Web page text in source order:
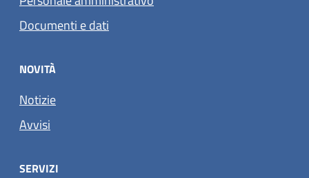
Documenti e dati
NOVITÀ
Notizie
Avvisi
SERVIZI